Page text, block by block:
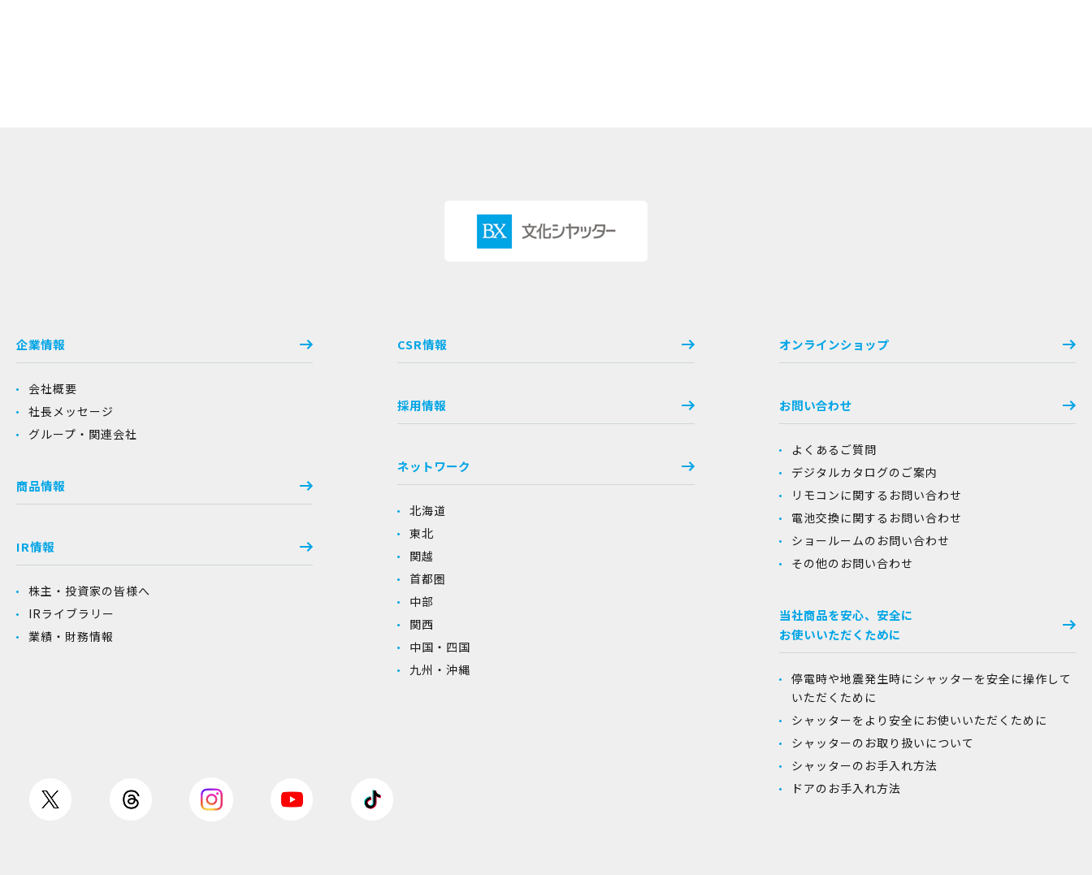
企業情報
会社概要
社長メッセージ
グループ・関連会社
商品情報
IR情報
株主・投資家の皆様へ
IRライブラリー
業績・財務情報
CSR情報
採用情報
ネットワーク
北海道
東北
関越
首都圏
中部
関西
中国・四国
九州・沖縄
オンラインショップ
お問い合わせ
よくあるご質問
デジタルカタログのご案内
リモコンに関するお問い合わせ
電池交換に関するお問い合わせ
ショールームのお問い合わせ
その他のお問い合わせ
当社商品を安心、安全に
お使いいただくために
停電時や地震発生時にシャッターを安全に操作して
いただくために
シャッターをより安全にお使いいただくために
シャッターのお取り扱いについて
シャッターのお手入れ方法
ドアのお手入れ方法